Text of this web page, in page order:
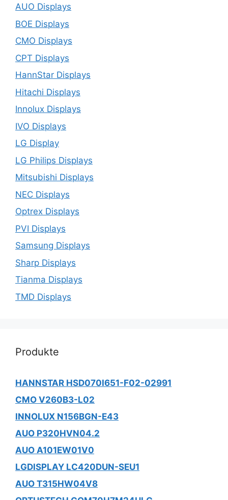
AUO Displays
BOE Displays
CMO Displays
CPT Displays
HannStar Displays
Hitachi Displays
Innolux Displays
IVO Displays
LG Display
LG Philips Displays
Mitsubishi Displays
NEC Displays
Optrex Displays
PVI Displays
Samsung Displays
Sharp Displays
Tianma Displays
TMD Displays
Produkte
HANNSTAR HSD070I651-F02-02991
CMO V260B3-L02
INNOLUX N156BGN-E43
AUO P320HVN04.2
AUO A101EW01V0
LGDISPLAY LC420DUN-SEU1
AUO T315HW04V8